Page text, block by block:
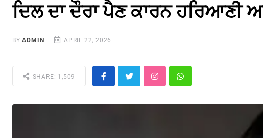
ਦਿਲ ਦਾ ਦੌਰਾ ਪੈਣ ਕਾਰਨ ਹਰਿਆਣੀ
BYADMIN APRIL 22, 2026
SHARE: 1,509